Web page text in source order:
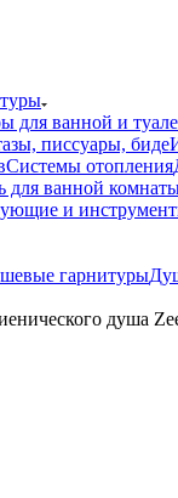
для ванной и
писсуары, биде
Системы отопления
для ванной
и
гарнитуры
душа